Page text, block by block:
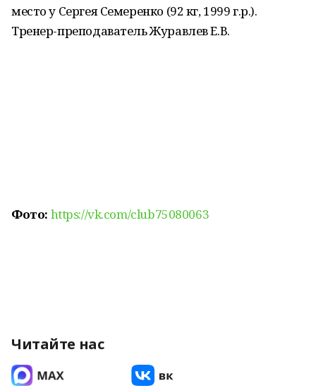
место у Сергея Семеренко (92 кг, 1999 г.р.).
Тренер-преподаватель Журавлев Е.В.
Фото: https://vk.com/club75080063
Читайте нас